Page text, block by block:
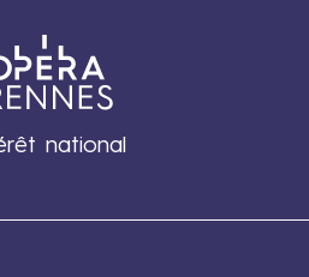
national